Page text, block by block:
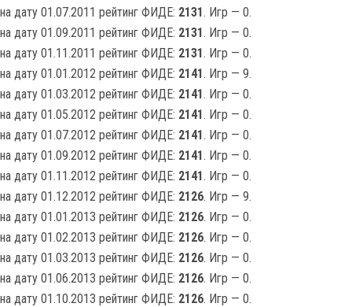
на дату 01.07.2011 рейтинг ФИДЕ: 2131. Игр — 0.
на дату 01.09.2011 рейтинг ФИДЕ: 2131. Игр — 0.
на дату 01.11.2011 рейтинг ФИДЕ: 2131. Игр — 0.
на дату 01.01.2012 рейтинг ФИДЕ: 2141. Игр — 9.
на дату 01.03.2012 рейтинг ФИДЕ: 2141. Игр — 0.
на дату 01.05.2012 рейтинг ФИДЕ: 2141. Игр — 0.
на дату 01.07.2012 рейтинг ФИДЕ: 2141. Игр — 0.
на дату 01.09.2012 рейтинг ФИДЕ: 2141. Игр — 0.
на дату 01.11.2012 рейтинг ФИДЕ: 2141. Игр — 0.
на дату 01.12.2012 рейтинг ФИДЕ: 2126. Игр — 9.
на дату 01.01.2013 рейтинг ФИДЕ: 2126. Игр — 0.
на дату 01.02.2013 рейтинг ФИДЕ: 2126. Игр — 0.
на дату 01.03.2013 рейтинг ФИДЕ: 2126. Игр — 0.
на дату 01.06.2013 рейтинг ФИДЕ: 2126. Игр — 0.
на дату 01.10.2013 рейтинг ФИДЕ: 2126. Игр — 0.